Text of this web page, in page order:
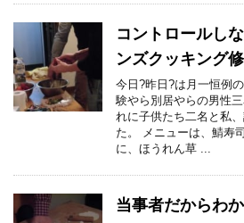
コントロールし
ンズクッキング
今日?昨日?は月一恒例
験やら別居やらの男性
れに子供たち二名と私
た。 メニューは、鯖寿
に、ほうれん草 ...
当事者だからわ